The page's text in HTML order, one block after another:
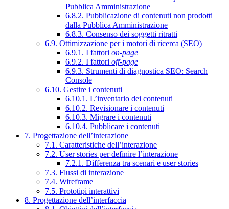
Pubblica Amministrazione
6.8.2. Pubblicazione di contenuti non prodotti
dalla Pubblica Amministrazione
6.8.3. Consenso dei soggetti ritratti
6.9. Ottimizzazione per i motori di ricerca (SEO)
6.9.1. I fattori on-page
6.9.2. I fattori off-page
6.9.3. Strumenti di diagnostica SEO: Search
Console
6.10. Gestire i contenuti
6.10.1. L’inventario dei contenuti
6.10.2. Revisionare i contenuti
6.10.3. Migrare i contenuti
6.10.4. Pubblicare i contenuti
7. Progettazione dell’interazione
7.1. Caratteristiche dell’interazione
7.2. User stories per definire l’interazione
7.2.1. Differenza tra scenari e user stories
7.3. Flussi di interazione
7.4. Wireframe
7.5. Prototipi interattivi
8. Progettazione dell’interfaccia